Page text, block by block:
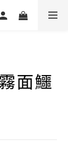
面鱷